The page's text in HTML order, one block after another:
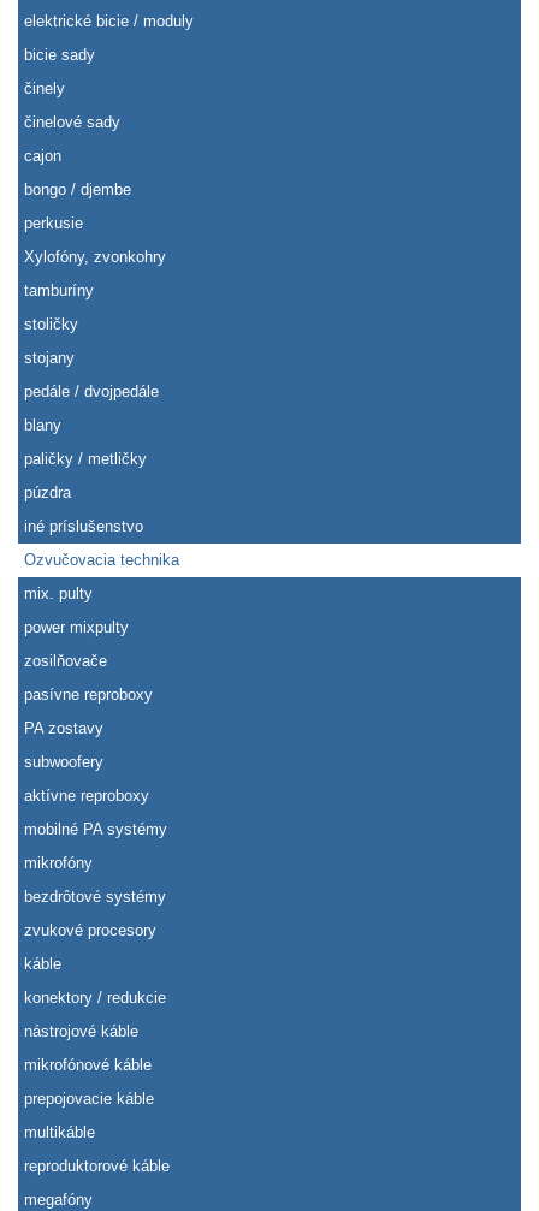
elektrické bicie / moduly
bicie sady
činely
činelové sady
cajon
bongo / djembe
perkusie
Xylofóny, zvonkohry
tamburíny
stoličky
stojany
pedále / dvojpedále
blany
paličky / metličky
púzdra
iné príslušenstvo
Ozvučovacia technika
mix. pulty
power mixpulty
zosilňovače
pasívne reproboxy
PA zostavy
subwoofery
aktívne reproboxy
mobilné PA systémy
mikrofóny
bezdrôtové systémy
zvukové procesory
káble
konektory / redukcie
nástrojové káble
mikrofónové káble
prepojovacie káble
multikáble
reproduktorové káble
megafóny